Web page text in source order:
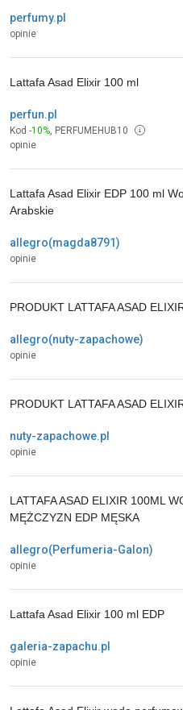
perfumy.pl
opinie
perfun.pl
Kod -10%, PERFUMEHUB10
opinie
Lattafa Asad Elixir 100 ml
allegro(magda8791)
opinie
Lattafa Asad Elixir EDP 100 ml
Arabskie
allegro(nuty-zapachowe)
opinie
PRODUKT LATTAFA ASAD
nuty-zapachowe.pl
opinie
PRODUKT LATTAFA ASAD
allegro(Perfumeria-Galon)
opinie
LATTAFA ASAD ELIXIR 100ML
MĘŻCZYZN EDP MĘSKA
galeria-zapachu.pl
opinie
Lattafa Asad Elixir 100 ml EDP